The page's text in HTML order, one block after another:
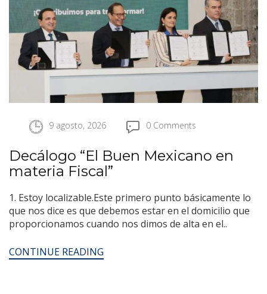
9 agosto, 2026 0 Comments
Decálogo “El Buen Mexicano en
materia Fiscal”
1. Estoy localizable.Este primero punto básicamente lo
que nos dice es que debemos estar en el domicilio que
proporcionamos cuando nos dimos de alta en el..
CONTINUE READING